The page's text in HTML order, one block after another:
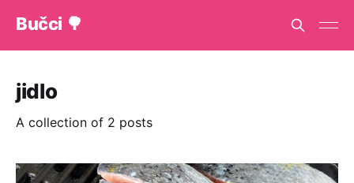
Bučci 🌳
jidlo
A collection of 2 posts